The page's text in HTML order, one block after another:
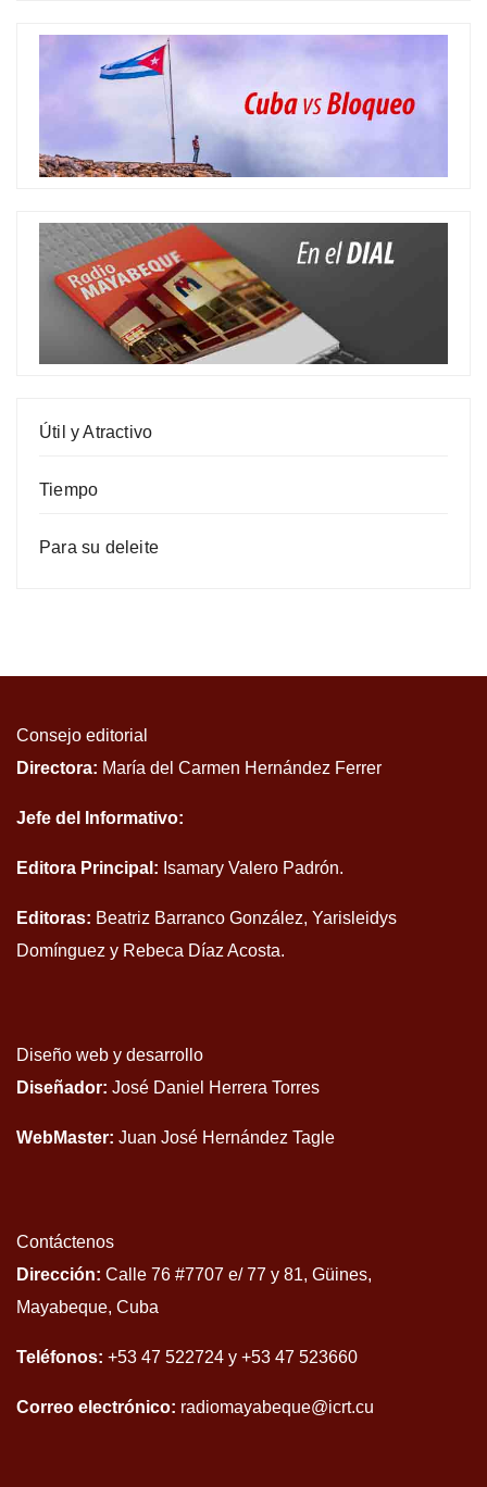
Útil y Atractivo
Tiempo
Para su deleite
Consejo editorial
Directora: María del Carmen Hernández Ferrer
Jefe del Informativo:
Editora Principal: Isamary Valero Padrón.
Editoras: Beatriz Barranco González, Yarisleidys
Domínguez y Rebeca Díaz Acosta.
Diseño web y desarrollo
Diseñador: José Daniel Herrera Torres
WebMaster: Juan José Hernández Tagle
Contáctenos
Dirección: Calle 76 #7707 e/ 77 y 81, Güines,
Mayabeque, Cuba
Teléfonos: +53 47 522724 y +53 47 523660
Correo electrónico: radiomayabeque@icrt.cu